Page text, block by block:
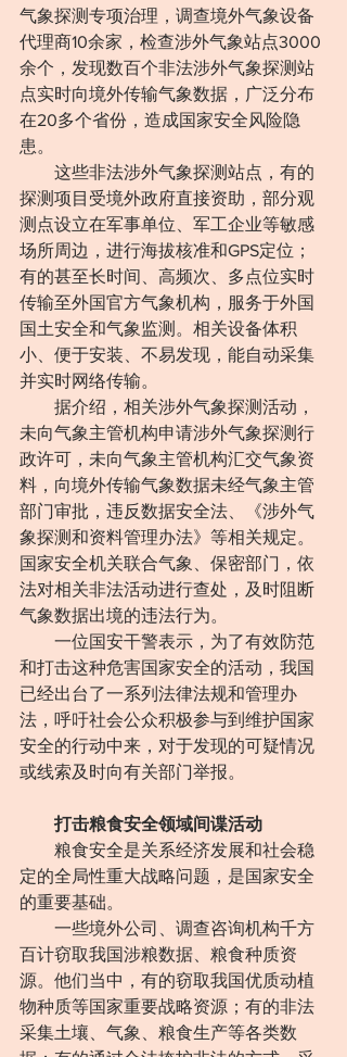
气象探测专项治理，调查境外气象设备
代理商10余家，检查涉外气象站点3000
余个，发现数百个非法涉外气象探测站
点实时向境外传输气象数据，广泛分布
在20多个省份，造成国家安全风险隐
患。
这些非法涉外气象探测站点，有的
探测项目受境外政府直接资助，部分观
测点设立在军事单位、军工企业等敏感
场所周边，进行海拔核准和GPS定位；
有的甚至长时间、高频次、多点位实时
传输至外国官方气象机构，服务于外国
国土安全和气象监测。相关设备体积
小、便于安装、不易发现，能自动采集
并实时网络传输。
据介绍，相关涉外气象探测活动，
未向气象主管机构申请涉外气象探测行
政许可，未向气象主管机构汇交气象资
料，向境外传输气象数据未经气象主管
部门审批，违反数据安全法、《涉外气
象探测和资料管理办法》等相关规定。
国家安全机关联合气象、保密部门，依
法对相关非法活动进行查处，及时阻断
气象数据出境的违法行为。
一位国安干警表示，为了有效防范
和打击这种危害国家安全的活动，我国
已经出台了一系列法律法规和管理办
法，呼吁社会公众积极参与到维护国家
安全的行动中来，对于发现的可疑情况
或线索及时向有关部门举报。
打击粮食安全领域间谍活动
粮食安全是关系经济发展和社会稳
定的全局性重大战略问题，是国家安全
的重要基础。
一些境外公司、调查咨询机构千方
百计窃取我国涉粮数据、粮食种质资
源。他们当中，有的窃取我国优质动植
物种质等国家重要战略资源；有的非法
采集土壤、气象、粮食生产等各类数